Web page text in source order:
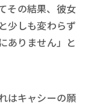
その結果、彼女
少しも変わらず
ありません」と
はキャシーの願